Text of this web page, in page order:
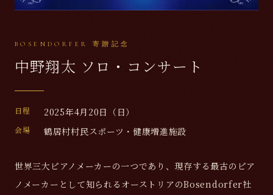
BOSENDORFER 寄贈記念
中野翔太 ソロ・コンサート
日程 2025年4月20日（日）
会場 鶴居村村民スポーツ・健康増進施設
世界三大ピアノメーカーの一つであり、現存する最古のピア
ノメーカーとして知られるオーストリアのBosendorfer社